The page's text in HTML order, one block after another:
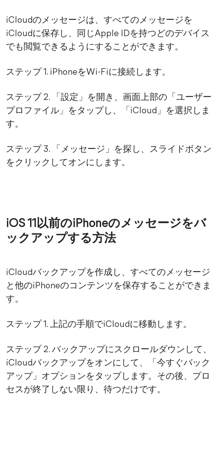
iCloudのメッセージは、すべてのメッセージを
iCloudに保存し、同じApple IDを持つどのデバイス
でも閲覧できるようにすることができます。
ステップ 1. iPhoneをWi-Fiに接続します。
ステップ 2. 「設定」を開き、画面上部の「ユーザー
プロファイル」をタップし、「iCloud」を選択しま
す。
ステップ 3. 「メッセージ」を探し、スライドボタン
をクリックしてオンにします。
iOS 11以前のiPhoneのメッセージをバ
ックアップする方法
iCloudバックアップを作成し、すべてのメッセージ
と他のiPhoneのコンテンツを保存することができま
す。
ステップ 1. 上記の手順でiCloudに移動します。
ステップ 2. バックアップにスクロールダウンして、
iCloudバックアップをオンにして、「今すぐバック
アップ」オプションをタップします。その後、プロ
セスが終了しない限り、待つだけです。